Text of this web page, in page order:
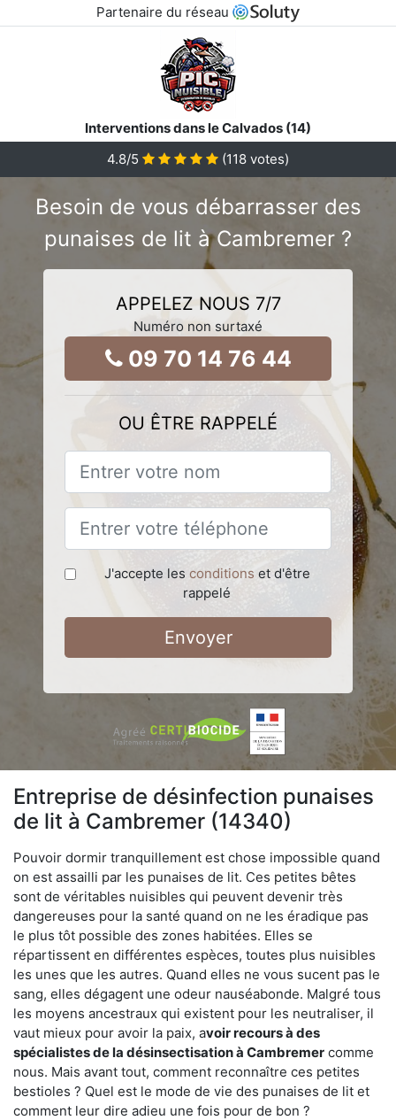
Partenaire du réseau
Interventions dans le Calvados (14)
4.8/5 (118 votes)
Besoin de vous débarrasser des
punaises de lit à Cambremer ?
APPELEZ NOUS 7/7
Numéro non surtaxé
09 70 14 76 44
OU ÊTRE RAPPELÉ
J'accepte les conditions et d'être
rappelé
Envoyer
Entreprise de désinfection punaises
de lit à Cambremer (14340)
Pouvoir dormir tranquillement est chose impossible quand
on est assailli par les punaises de lit. Ces petites bêtes
sont de véritables nuisibles qui peuvent devenir très
dangereuses pour la santé quand on ne les éradique pas
le plus tôt possible des zones habitées. Elles se
répartissent en différentes espèces, toutes plus nuisibles
les unes que les autres. Quand elles ne vous sucent pas le
sang, elles dégagent une odeur nauséabonde. Malgré tous
les moyens ancestraux qui existent pour les neutraliser, il
vaut mieux pour avoir la paix, avoir recours à des
spécialistes de la désinsectisation à Cambremer comme
nous. Mais avant tout, comment reconnaître ces petites
bestioles ? Quel est le mode de vie des punaises de lit et
comment leur dire adieu une fois pour de bon ?